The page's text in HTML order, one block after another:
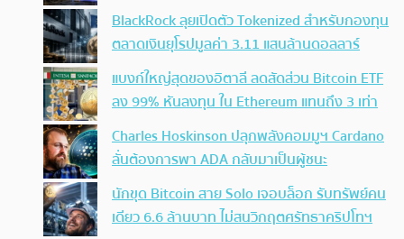
BlackRock ลุยเปิดตัว Tokenized สำหรับกองทุน
ตลาดเงินยุโรปมูลค่า 3.11 แสนล้านดอลลาร์
แบงก์ใหญ่สุดของอิตาลี ลดสัดส่วน Bitcoin ETF
ลง 99% หันลงทุน ใน Ethereum แทนถึง 3 เท่า
Charles Hoskinson ปลุกพลังคอมมูฯ Cardano
ลั่นต้องการพา ADA กลับมาเป็นผู้ชนะ
นักขุด Bitcoin สาย Solo เจอบล็อก รับทรัพย์คน
เดียว 6.6 ล้านบาท ไม่สนวิกฤตศรัทธาคริปโทฯ